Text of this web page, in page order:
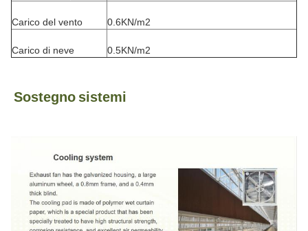
Carico del vento 0.6KN/m2
Carico di neve 0.5KN/m2
Sostegno sistemi